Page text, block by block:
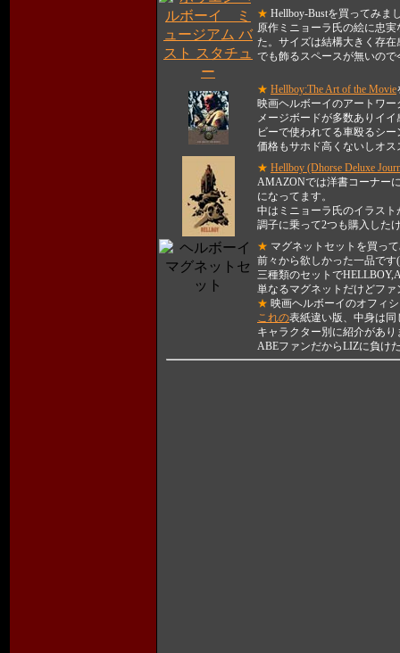
★ Hellboy-Bustを買ってみま
原作ミニョーラ氏の絵に忠
た。サイズは結構大きく存
でも飾るスペースが無いの
★ Hellboy:The Art of the Movie
映画ヘルボーイのアートワ
メージボードが多数ありイ
ビーで使われてる車殴るシ
価格もサホド高くないしオ
★ Hellboy (Dhorse Deluxe
AMAZONでは洋書コーナー
になってます。
中はミニョーラ氏のイラス
調子に乗って2つも購入した
★ マグネットセットを買っ
前々から欲しかった一品です
三種類のセットで
単なるマグネットだけどフ
★ 映画ヘルボーイのオフィ
これの表紙違い版、中身は同
キャラクター別に紹介があ
ABEファンだからLIZに負け